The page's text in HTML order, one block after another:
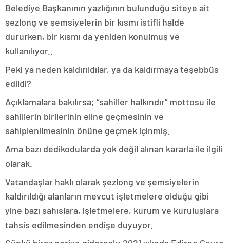
Belediye Başkanının yazlığının bulunduğu siteye ait
şezlong ve şemsiyelerin bir kısmı istifli halde
dururken, bir kısmı da yeniden konulmuş ve
kullanılıyor..
Peki ya neden kaldırıldılar, ya da kaldırmaya teşebbüs
edildi?
Açıklamalara bakılırsa; “sahiller halkındır” mottosu ile
sahillerin birilerinin eline geçmesinin ve
sahiplenilmesinin önüne geçmek içinmiş.
Ama bazı dedikodularda yok değil alınan kararla ile ilgili
olarak.
Vatandaşlar haklı olarak şezlong ve şemsiyelerin
kaldırıldığı alanların mevcut işletmelere olduğu gibi
yine bazı şahıslara, işletmelere, kurum ve kuruluşlara
tahsis edilmesinden endişe duyuyor.